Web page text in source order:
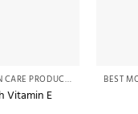
BEST MOISTURIZERS, FACEWASH & SKIN CARE PRODUCTS IN BANGLADESH – FOR OILY & DRY SKIN
Vitamin E